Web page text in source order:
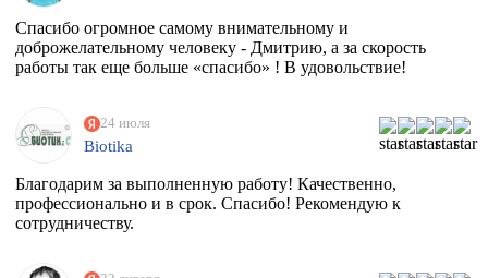
Спасибо огромное самому внимательному и
доброжелательному человеку - Дмитрию, а за скорость
работы так еще больше «спасибо» ! В удовольствие!
24 июля
Biotika
Благодарим за выполненную работу! Качественно,
профессионально и в срок. Спасибо! Рекомендую к
сотрудничеству.